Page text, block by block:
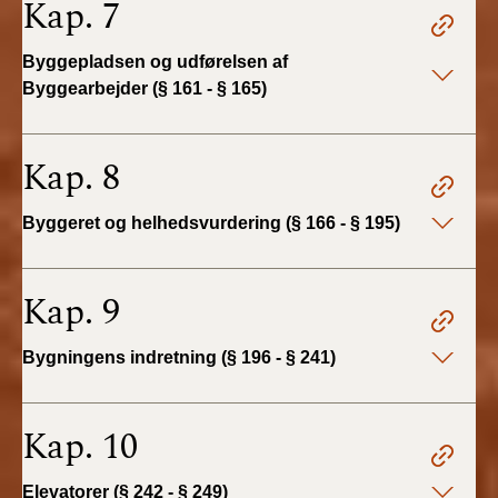
BR18 (4/7-31/12
2019)
BR18 (1/1-4/7 2019)
2018)
BR18 (1/1-30/6
BR15 (2015-2018)
Tidligere BR (1961-
Kap. 7
Byggepladsen og udførelsen af
Byggearbejder (§ 161 - § 165)
Kap. 8
Byggeret og helhedsvurdering (§ 166 - § 195)
Kap. 9
Bygningens indretning (§ 196 - § 241)
Kap. 10
Elevatorer (§ 242 - § 249)